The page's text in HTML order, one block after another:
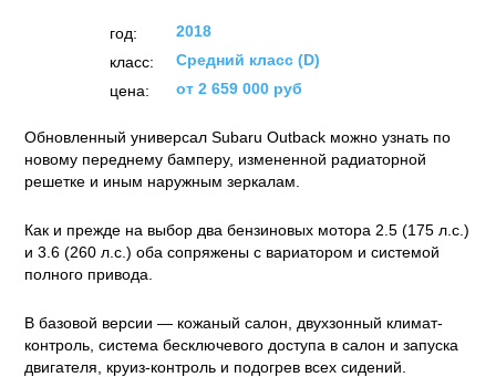
год:
2018
класс:
Средний класс (D)
цена:
от 2 659 000 руб
Обновленный универсал Subaru Outback можно узнать по
новому переднему бамперу, измененной радиаторной
решетке и иным наружным зеркалам.
Как и прежде на выбор два бензиновых мотора 2.5 (175 л.с.)
и 3.6 (260 л.с.) оба сопряжены с вариатором и системой
полного привода.
В базовой версии — кожаный салон, двухзонный климат-
контроль, система бесключевого доступа в салон и запуска
двигателя, круиз-контроль и подогрев всех сидений.